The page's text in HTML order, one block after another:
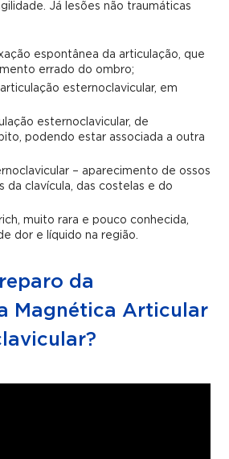
Já lesões não traumáticas
espontânea da articulação, que
errado do ombro;
esternoclavicular, em
esternoclavicular, de
podendo estar associada a outra
– aparecimento de ossos
da clavícula, das costelas e do
muito rara e pouco conhecida,
dor e líquido na região.
da
Magnética Articular